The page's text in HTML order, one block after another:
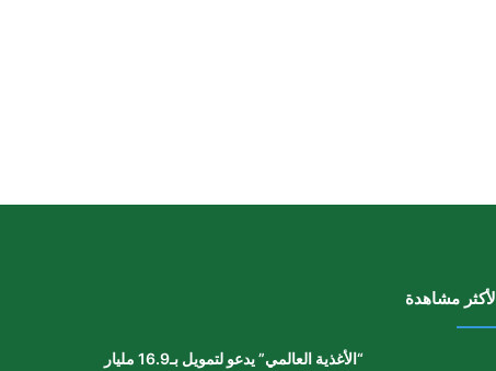
الأكثر مشاهدة
“الأغذية العالمي” يدعو لتمويل بـ16.9 مليار